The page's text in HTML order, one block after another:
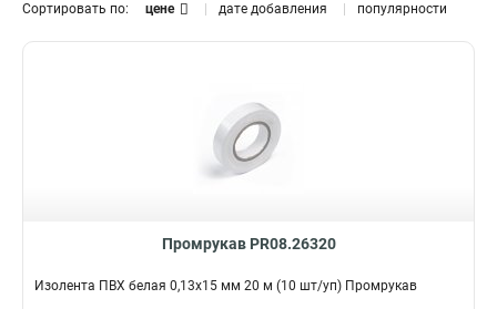
Сортировать по: цене дате добавления популярности
Промрукав PR08.26320
Изолента ПВХ белая 0,13x15 мм 20 м (10 шт/уп) Промрукав